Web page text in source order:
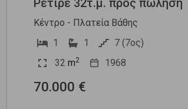
Κέντρο - Πλατεία Βάθης
1
1
7 (7ος)
32 m2 1968
70.000 €